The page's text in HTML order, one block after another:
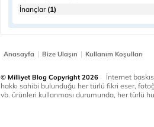
İnançlar(1)
Anasayfa | Bize Ulaşın | Kullanım Koşulları
© Milliyet Blog Copyright 2026
İnternet
hakkı sahibi bulunduğu her türlü fikri eser,
vb. ürünleri kullanması durumunda, her türlü